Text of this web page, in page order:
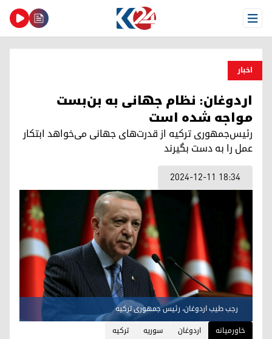
Open Menu
اخبار
اردوغان: نظام جهانی به بن‌بست
مواجه شده است
رئیس‌جمهوری ترکیه از قدرت‌های جهانی می‌خواهد ابتکار
عمل را به دست بگیرند
2024-12-11 18:34
رجب طیب اردوغان، رئیس جمهوری ترکیه
خاورمیانه
اردوغان سوریه ترکیه